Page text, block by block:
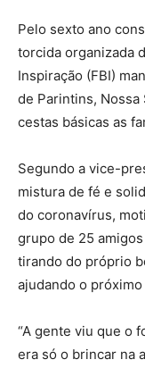
Pelo sexto ano
torcida organizada
Inspiração (FBI)
de Parintins, Nossa
cestas básicas as
Segundo a vice-
mistura de fé e
do coronavírus,
grupo de 25
tirando do próprio
ajudando o
“A gente viu que o
era só o brincar na